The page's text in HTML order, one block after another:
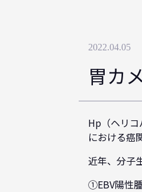
2022.04.05
胃カ
Hp（ヘリ
における癌
近年、分子
①EBV陽性